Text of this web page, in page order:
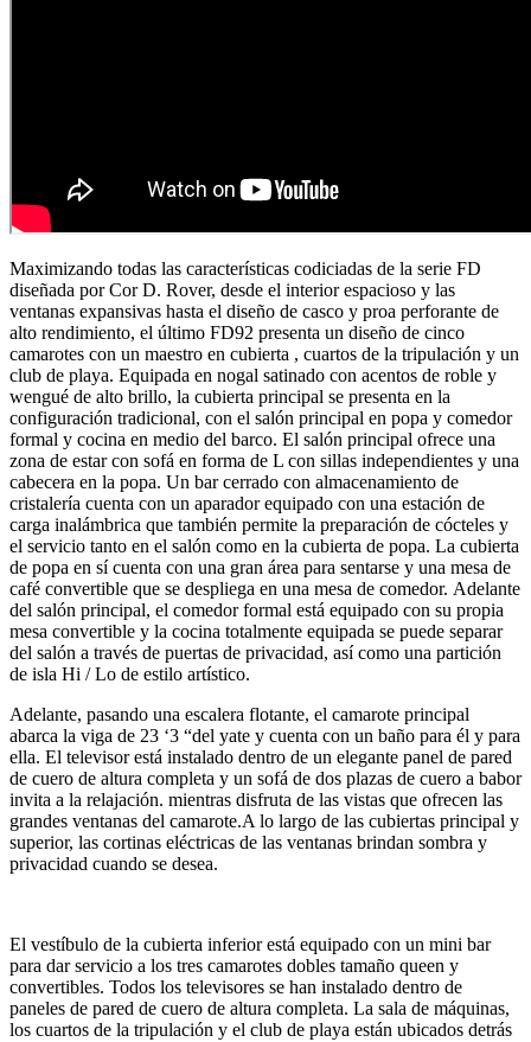
Maximizando todas las características codiciadas de la serie FD
diseñada por Cor D. Rover, desde el interior espacioso y las
ventanas expansivas hasta el diseño de casco y proa perforante de
alto rendimiento, el último FD92 presenta un diseño de cinco
camarotes con un maestro en cubierta , cuartos de la tripulación y un
club de playa. Equipada en nogal satinado con acentos de roble y
wengué de alto brillo, la cubierta principal se presenta en la
configuración tradicional, con el salón principal en popa y comedor
formal y cocina en medio del barco. El salón principal ofrece una
zona de estar con sofá en forma de L con sillas independientes y una
cabecera en la popa. Un bar cerrado con almacenamiento de
cristalería cuenta con un aparador equipado con una estación de
carga inalámbrica que también permite la preparación de cócteles y
el servicio tanto en el salón como en la cubierta de popa. La cubierta
de popa en sí cuenta con una gran área para sentarse y una mesa de
café convertible que se despliega en una mesa de comedor. Adelante
del salón principal, el comedor formal está equipado con su propia
mesa convertible y la cocina totalmente equipada se puede separar
del salón a través de puertas de privacidad, así como una partición
de isla Hi / Lo de estilo artístico.
Adelante, pasando una escalera flotante, el camarote principal
abarca la viga de 23 ‘3 “del yate y cuenta con un baño para él y para
ella. El televisor está instalado dentro de un elegante panel de pared
de cuero de altura completa y un sofá de dos plazas de cuero a babor
invita a la relajación. mientras disfruta de las vistas que ofrecen las
grandes ventanas del camarote.A lo largo de las cubiertas principal y
superior, las cortinas eléctricas de las ventanas brindan sombra y
privacidad cuando se desea.
El vestíbulo de la cubierta inferior está equipado con un mini bar
para dar servicio a los tres camarotes dobles tamaño queen y
convertibles. Todos los televisores se han instalado dentro de
paneles de pared de cuero de altura completa. La sala de máquinas,
los cuartos de la tripulación y el club de playa están ubicados detrás